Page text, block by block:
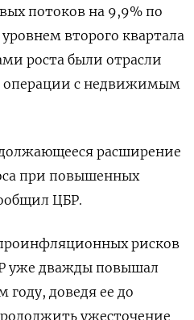
потоков на 9,9% по
второго квартала
роста были отрасли
операции с недвижимым
расширение
при повышенных
ЦБР.
рисков
уже дважды повышал
году, доведя ее до
ужесточение